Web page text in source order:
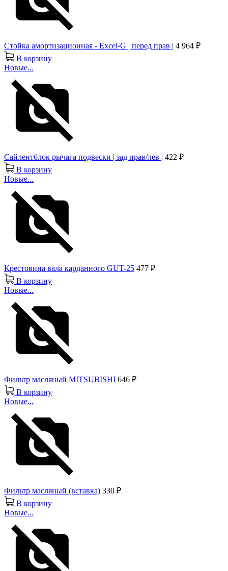
Стойка амортизационная - Excel-G | перед прав | 4 964 ₽
В корзину
Новые...
Cайлентблок рычага подвески | зад прав/лев | 422 ₽
В корзину
Новые...
Крестовина вала карданного GUT-25 477 ₽
В корзину
Новые...
Фильтр масляный MITSUBISHI 646 ₽
В корзину
Новые...
Фильтр масляный (вставка) 330 ₽
В корзину
Новые...